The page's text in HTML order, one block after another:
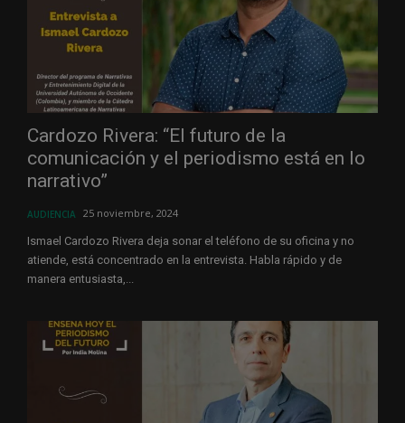
Cardozo Rivera: “El futuro de la
comunicación y el periodismo está en lo
narrativo”
AUDIENCIA 25 noviembre, 2024
Ismael Cardozo Rivera deja sonar el teléfono de su oficina y no
atiende, está concentrado en la entrevista. Habla rápido y de
manera entusiasta,...